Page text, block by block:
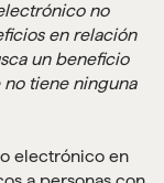
no
en relación
un beneficio
tiene ninguna
electrónico en